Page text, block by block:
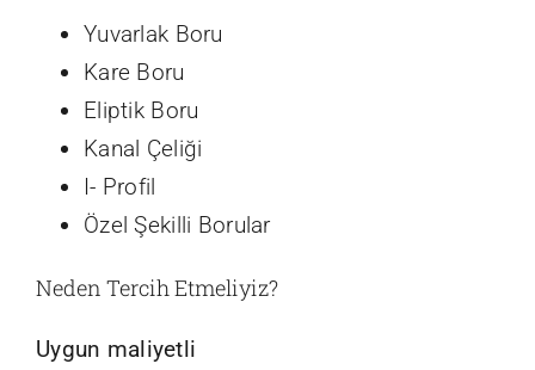
Yuvarlak Boru
Kare Boru
Eliptik Boru
Kanal Çeliği
I- Profil
Özel Şekilli Borular
Neden Tercih Etmeliyiz?
Uygun maliyetli